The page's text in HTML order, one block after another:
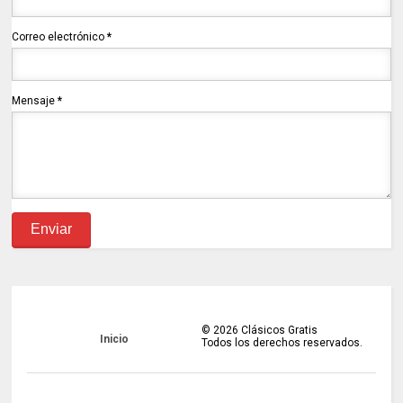
Correo electrónico*
Mensaje*
Inicio
© 2026 Clásicos Gratis
Todos los derechos reservados.